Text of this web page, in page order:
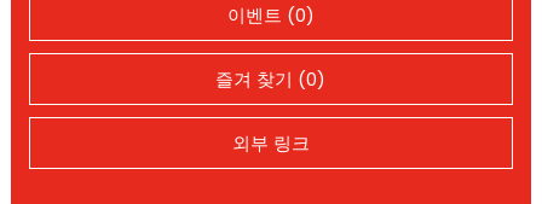
이벤트 (0)
즐겨 찾기 (0)
외부 링크